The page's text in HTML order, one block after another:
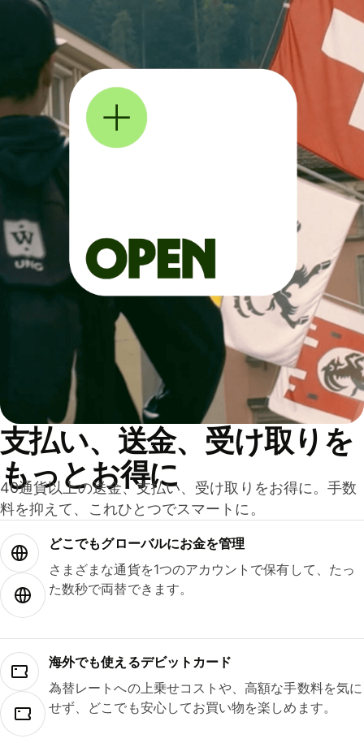
支払い、送金、受け取りを
もっとお得に
40通貨以上の送金、支払い、受け取りをお得に。手数
料を抑えて、これひとつでスマートに。
どこでもグ⁠ロ⁠ー⁠バ⁠ルにお金を管理
さまざまな通貨を1つのアカウントで保有して、たっ
た数秒で両替できます。
海外でも使えるデビットカード
為替レートへの上乗せコストや、高額な手数料を気に
せず、どこでも安心してお買い物を楽しめます。